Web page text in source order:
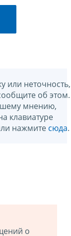
или неточность,
об этом.
мнению,
клавиатуре
нажмите сюда.
о